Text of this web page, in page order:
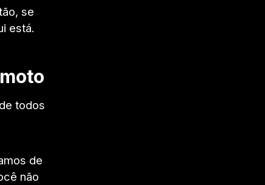
se
está.
todos
de
não